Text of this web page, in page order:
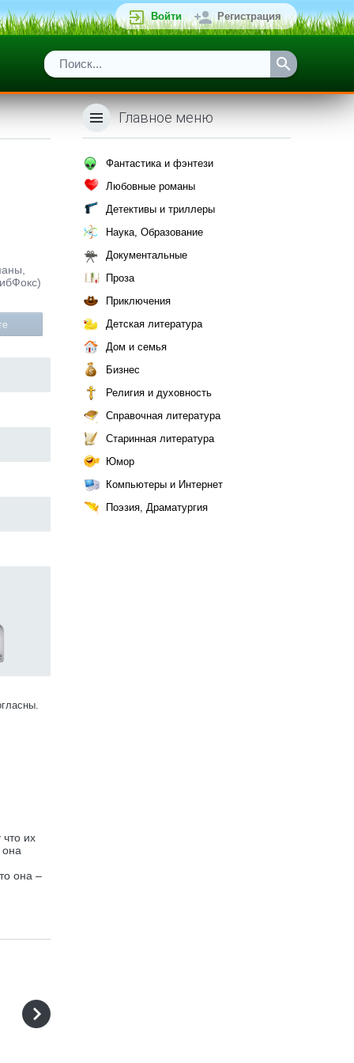
Войти Регистрация
их
она –
Главное меню
Фантастика и фэнтези
Любовные романы
Детективы и триллеры
Наука, Образование
Документальные
Проза
Приключения
Детская литература
Дом и семья
Бизнес
Религия и духовность
Справочная литература
Старинная литература
Юмор
Компьютеры и Интернет
Поэзия, Драматургия